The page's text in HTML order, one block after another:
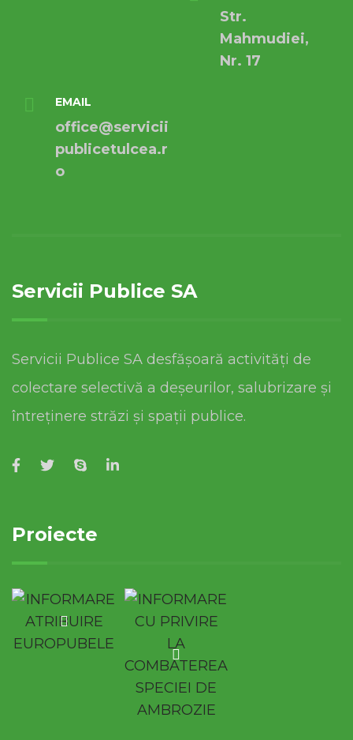
Str.
Mahmudiei,
Nr. 17
EMAIL
office@servicii
publicetulcea.r
o
Servicii Publice SA
Servicii Publice SA desfășoară activități de
colectare selectivă a deșeurilor, salubrizare și
întreținere străzi și spații publice.
Proiecte